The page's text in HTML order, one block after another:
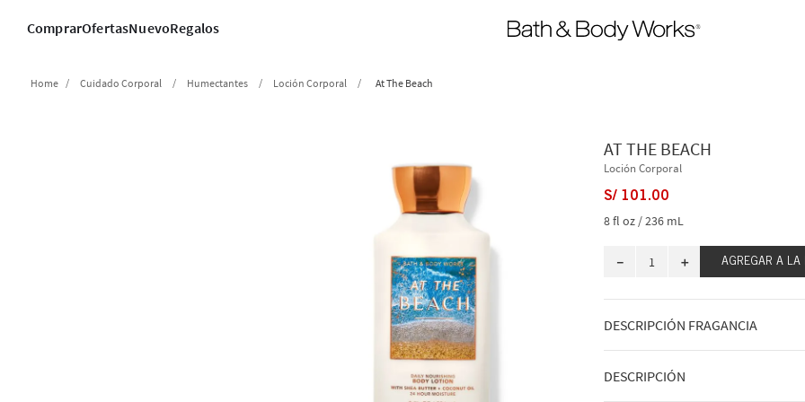
ComprarOfertasNuevoRegalos
Cuidado Corporal Humectantes Loción Corporal At The Beach
AT THE BEACH
Loción Corporal
S/ 101.00
8 fl oz / 236 mL
＋
－ AGREGAR A LA
DESCRIPCIÓN FRAGANCIA
Notas de la fragancia: flores de
de bergamota.
DESCRIPCIÓN